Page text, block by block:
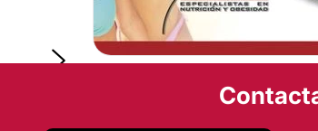
Financiación o facilidades de pago: